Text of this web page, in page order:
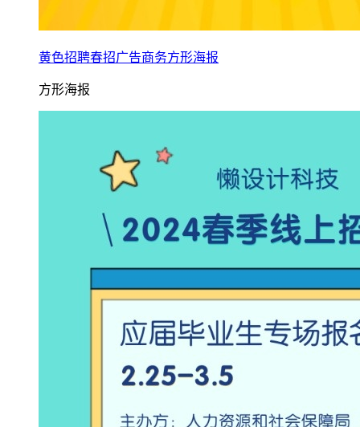
黄色招聘春招广告商务方形海报
方形海报